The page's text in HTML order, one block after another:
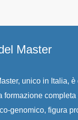
Master
unico in Italia, è
formazione
genomico, figura